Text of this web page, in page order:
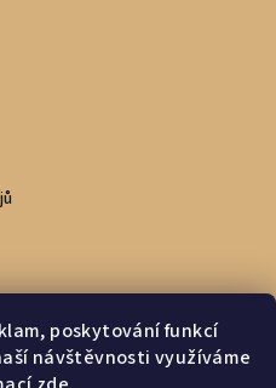
poskytování funkcí
návštěvnosti využíváme